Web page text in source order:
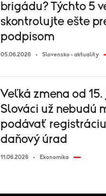
brigádu? Týchto 5
skontrolujte ešte
podpisom
05.06.2026 Slovensko - aktuality
Veľká zmena od
Slováci už nebudú
podávať
daňový úrad
11.06.2026 Ekonomika